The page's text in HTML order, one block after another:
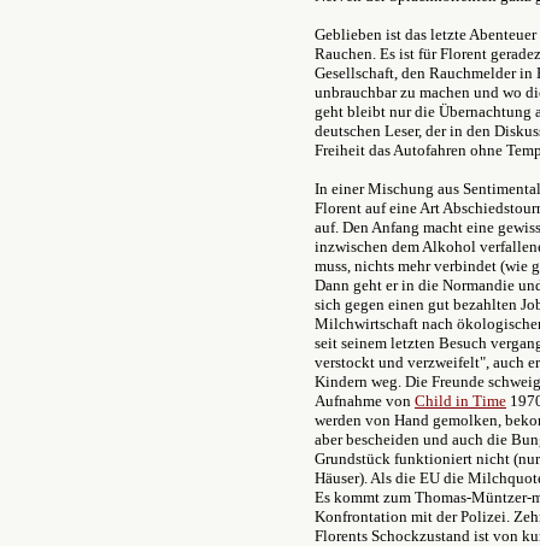
Geblieben ist das letzte Abenteuer
Rauchen. Es ist für Florent
Gesellschaft, den Rauchmelder
unbrauchbar zu machen und wo
geht bleibt nur die Übernachtung
deutschen Leser, der in den
Freiheit das Autofahren ohne
In einer Mischung aus
Florent auf eine Art
auf. Den Anfang macht eine
inzwischen dem Alkohol
muss, nichts mehr verbindet (wie
Dann geht er in die Normandie
sich gegen einen gut bezahlten
Milchwirtschaft nach
seit seinem letzten Besuch
verstockt und verzweifelt", auch
Kindern weg. Die Freunde
Aufnahme von Child in Time
werden von Hand gemolken,
aber bescheiden und auch die
Grundstück funktioniert nicht
Häuser). Als die EU die
Es kommt zum Thomas-Müntzer-
Konfrontation mit der Polizei.
Florents Schockzustand ist von